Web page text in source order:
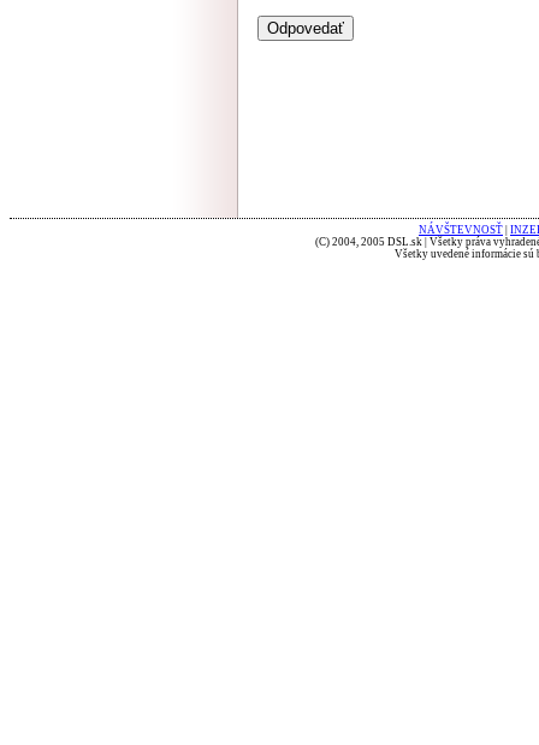
NÁVŠTEVNOSŤ
(C) 2004, 2005 DSL.sk | Všetky práva
Všetky uvedené informácie sú